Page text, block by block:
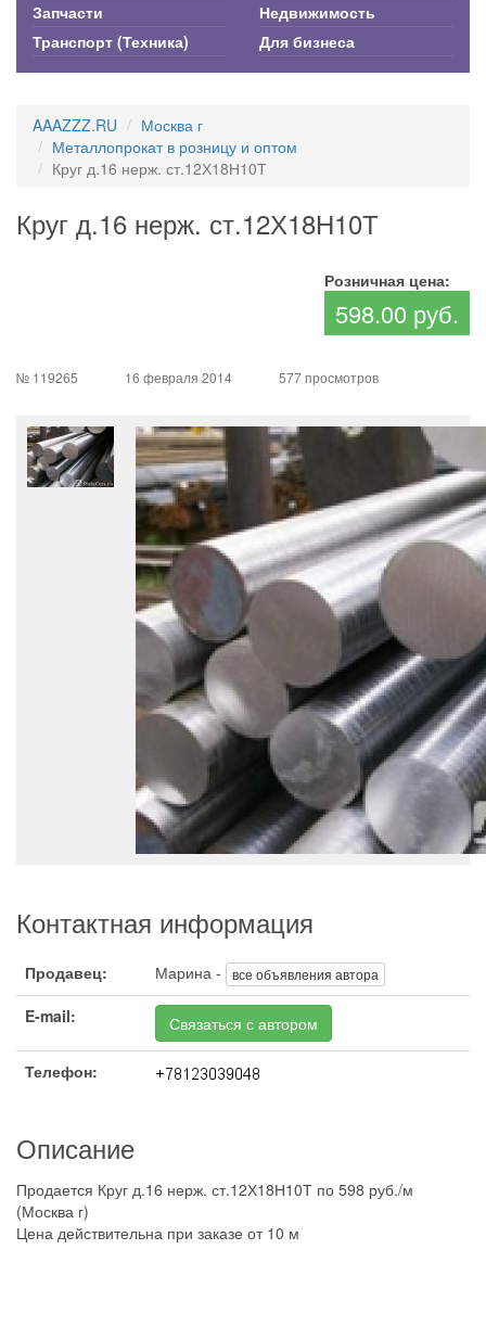
Запчасти
Недвижимость
Транспорт (Техника)
Для бизнеса
AAAZZZ.RU
Москва г
Металлопрокат в розницу и оптом
Круг д.16 нерж. ст.12Х18Н10Т
Круг д.16 нерж. ст.12Х18Н10Т
Розничная цена:
598.00 руб.
№ 119265 16 февраля 2014 577 просмотров
Контактная информация
Продавец: Марина - все объявления автора
E-mail: Связаться с автором
Телефон:
Описание
Продается Круг д.16 нерж. ст.12Х18Н10Т по 598 руб./м
(Москва г)
Цена действительна при заказе от 10 м